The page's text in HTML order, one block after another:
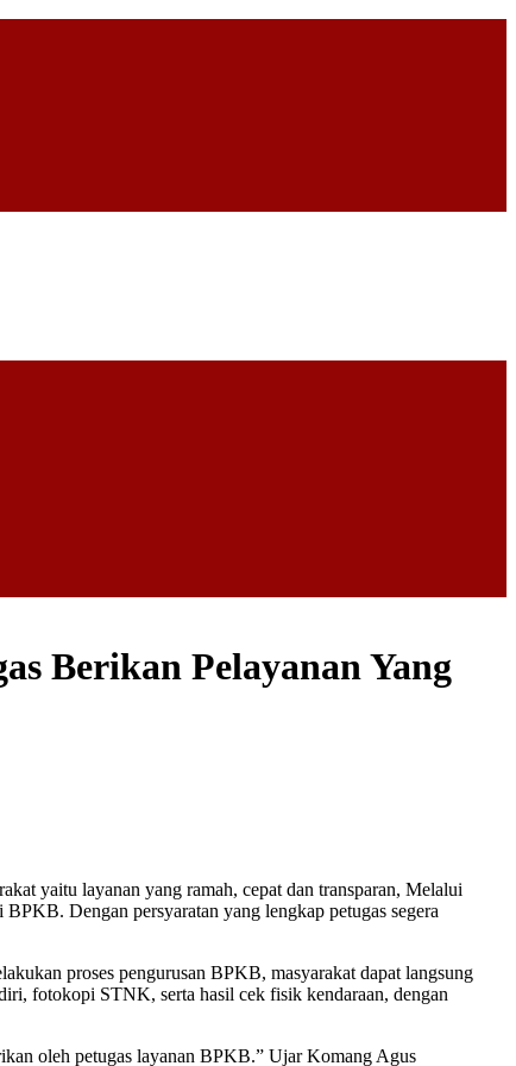
Berikan Pelayanan Yang
yaitu layanan yang ramah, cepat dan transparan, Melalui
Dengan persyaratan yang lengkap petugas segera
proses pengurusan BPKB, masyarakat dapat langsung
fotokopi STNK, serta hasil cek fisik kendaraan, dengan
oleh petugas layanan BPKB.” Ujar Komang Agus